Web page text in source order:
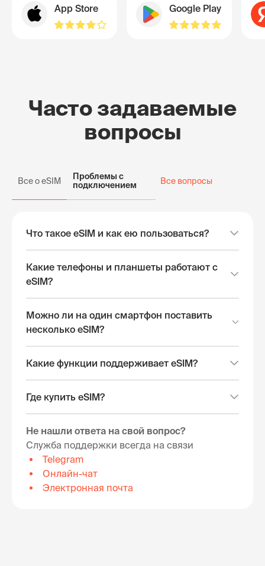
App Store Google Play
Часто задаваемые
вопросы
Все о eSIM
Проблемы с
подключением
Все вопросы
Что такое eSIM и как ею пользоваться?
Какие телефоны и планшеты работают с
eSIM?
Можно ли на один смартфон поставить
несколько eSIM?
Какие функции поддерживает eSIM?
Где купить eSIM?
Не нашли ответа на свой вопрос?
Служба поддержки всегда на связи
Telegram
Онлайн-чат
Электронная почта